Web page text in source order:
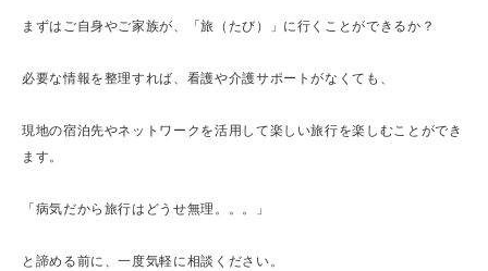
まずはご自身やご家族が、「旅（たび）」に行くことができるか？
必要な情報を整理すれば、看護や介護サポートがなくても、
現地の宿泊先やネットワークを活用して楽しい旅行を楽しむことができ
ます。
「病気だから旅行はどうせ無理。。。」
と諦める前に、一度気軽に相談ください。